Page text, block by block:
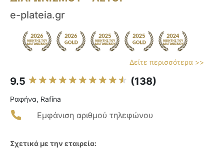
e-plateia.gr
Δείτε περισσότερα >>
9.5 (138)
Ραφήνα, Rafína
Εμφάνιση αριθμού τηλεφώνου
Σχετικά με την εταιρεία: